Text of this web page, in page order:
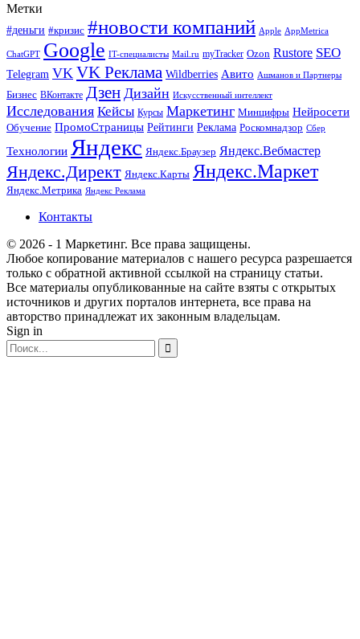
Метки
#деньги #кризис #новости компаний Apple AppMetrica
ChatGPT Google IT-специалисты Mail.ru myTracker Ozon Rustore SEO
Telegram VK VK Реклама Wildberries Авито Ашманов и Партнеры
Бизнес ВКонтакте Дзен Дизайн Искусственный интеллект
Исследования Кейсы Курсы Маркетинг Минцифры Нейросети
Обучение ПромоСтраницы Рейтинги Реклама Роскомнадзор Сбер
Технологии Яндекс Яндекс.Браузер Яндекс.Вебмастер
Яндекс.Директ Яндекс.Карты Яндекс.Маркет
Яндекс.Метрика Яндекс Реклама
Контакты
© 2026 - 1 Маркетинг. Все права защищены.
Любое копирование материалов с нашего ресурса разрешается
только с обратной активной ссылкой на страницу статьи.
Все материалы опубликованные на сайте взяты с открытых
источников и других порталов интернета, все права на
авторство принадлежат их законным владельцам.
Sign in